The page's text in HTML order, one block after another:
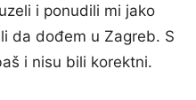
i ponudili mi jako
da dođem u Zagreb. S
i nisu bili korektni.